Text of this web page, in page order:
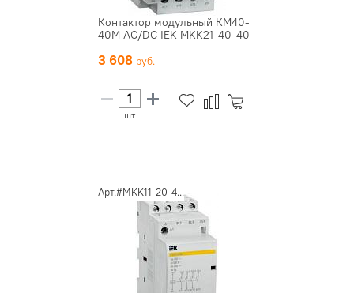
Контактор модульный КМ40-
40М AC/DC IEK MKK21-40-40
3 608
шт
Арт.#MKK11-20-4...